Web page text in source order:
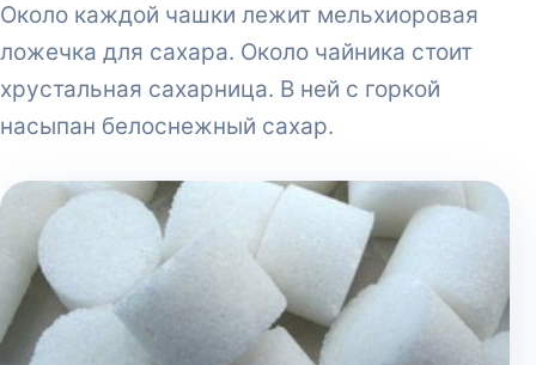
Около каждой чашки лежит мельхиоровая
ложечка для сахара. Около чайника стоит
хрустальная сахарница. В ней с горкой
насыпан белоснежный сахар.